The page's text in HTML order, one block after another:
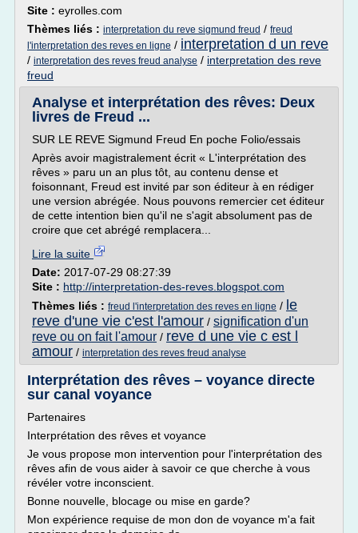
Site : eyrolles.com
Thèmes liés : interpretation du reve sigmund freud / freud
l'interpretation des reves en ligne / interpretation d un reve
/ interpretation des reves freud analyse / interpretation des reve
freud
Analyse et interprétation des rêves: Deux
livres de Freud ...
SUR LE REVE Sigmund Freud En poche Folio/essais
Après avoir magistralement écrit « L'interprétation des
rêves » paru un an plus tôt, au contenu dense et
foisonnant, Freud est invité par son éditeur à en rédiger
une version abrégée. Nous pouvons remercier cet éditeur
de cette intention bien qu'il ne s'agit absolument pas de
croire que cet abrégé remplacera...
Lire la suite
Date: 2017-07-29 08:27:39
Site : http://interpretation-des-reves.blogspot.com
Thèmes liés : freud l'interpretation des reves en ligne / le
reve d'une vie c'est l'amour / signification d'un
reve ou on fait l'amour / reve d une vie c est l
amour / interpretation des reves freud analyse
Interprétation des rêves – voyance directe
sur canal voyance
Partenaires
Interprétation des rêves et voyance
Je vous propose mon intervention pour l'interprétation des
rêves afin de vous aider à savoir ce que cherche à vous
révéler votre inconscient.
Bonne nouvelle, blocage ou mise en garde?
Mon expérience requise de mon don de voyance m'a fait